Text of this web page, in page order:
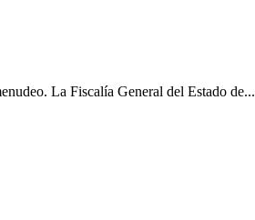
La Fiscalía General del Estado de...